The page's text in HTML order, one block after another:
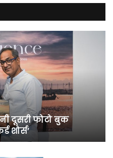
दूसरी फोटो बुक
शोर्स’